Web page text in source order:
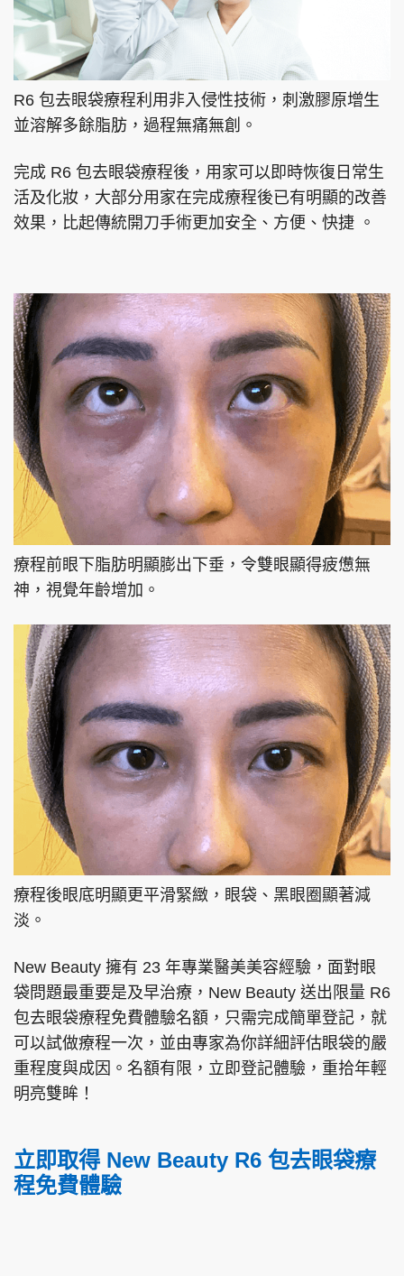
R6 包去眼袋療程利用非入侵性技術，刺激膠原增生
並溶解多餘脂肪，過程無痛無創。
完成 R6 包去眼袋療程後，用家可以即時恢復日常生
活及化妝，大部分用家在完成療程後已有明顯的改善
效果，比起傳統開刀手術更加安全、方便、快捷 。
療程前眼下脂肪明顯膨出下垂，令雙眼顯得疲憊無
神，視覺年齡增加。
療程後眼底明顯更平滑緊緻，眼袋、黑眼圈顯著減
淡。
New Beauty 擁有 23 年專業醫美美容經驗，面對眼
袋問題最重要是及早治療，New Beauty 送出限量 R6
包去眼袋療程免費體驗名額，只需完成簡單登記，就
可以試做療程一次，並由專家為你詳細評估眼袋的嚴
重程度與成因。名額有限，立即登記體驗，重拾年輕
明亮雙眸！
立即取得 New Beauty R6 包去眼袋療
程免費體驗